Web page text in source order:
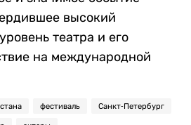
высокий
театра и его
на международной
фестиваль Санкт-Петербург